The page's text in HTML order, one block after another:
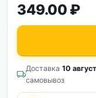
349.00 ₽
Доставка 10
самовывоз